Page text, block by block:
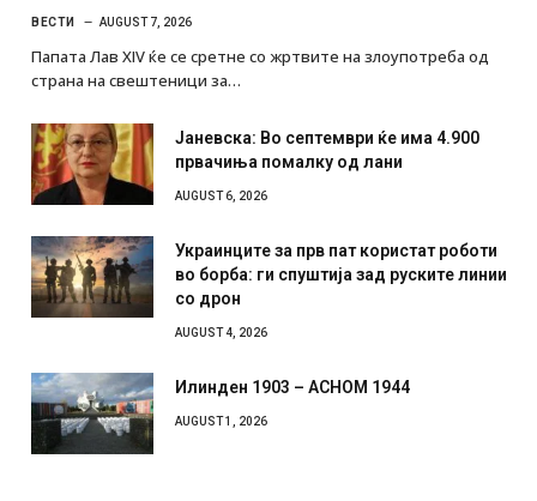
ВЕСТИ AUGUST 7, 2026
Папата Лав XIV ќе се сретне со жртвите на злоупотреба од
страна на свештеници за…
Јаневска: Во септември ќе има 4.900
првачиња помалку од лани
AUGUST 6, 2026
Украинците за прв пат користат роботи
во борба: ги спуштија зад руските линии
со дрон
AUGUST 4, 2026
Илинден 1903 – АСНОМ 1944
AUGUST 1, 2026